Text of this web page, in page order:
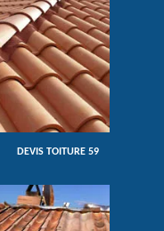
DEVIS TOITURE 59